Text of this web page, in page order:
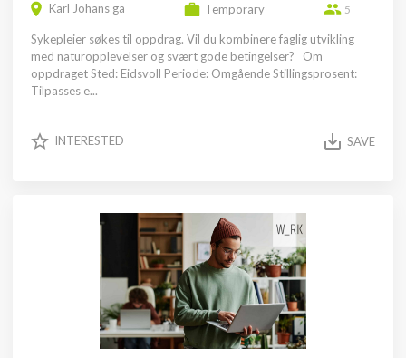
Karl Johans ga Temporary 5
Sykepleier søkes til oppdrag. Vil du kombinere faglig utvikling
med naturopplevelser og svært gode betingelser? Om
oppdraget Sted: Eidsvoll Periode: Omgående Stillingsprosent:
Tilpasses e...
INTERESTED SAVE